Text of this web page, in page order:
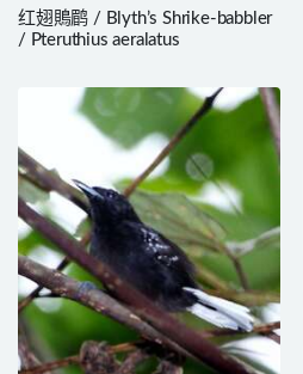
红翅鵙鹛 / Blyth’s Shrike-babbler
/ Pteruthius aeralatus